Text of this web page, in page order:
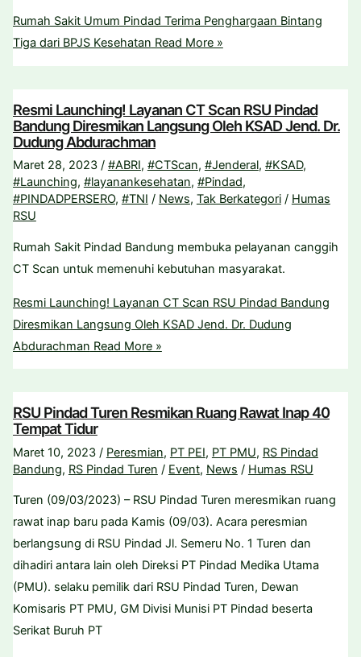
Rumah Sakit Umum Pindad Terima Penghargaan Bintang
Tiga dari BPJS Kesehatan Read More »
Resmi Launching! Layanan CT Scan RSU Pindad
Bandung Diresmikan Langsung Oleh KSAD Jend. Dr.
Dudung Abdurachman
Maret 28, 2023 / #ABRI, #CTScan, #Jenderal, #KSAD,
#Launching, #layanankesehatan, #Pindad,
#PINDADPERSERO, #TNI / News, Tak Berkategori/ Humas
RSU
Rumah Sakit Pindad Bandung membuka pelayanan canggih
CT Scan untuk memenuhi kebutuhan masyarakat.
Resmi Launching! Layanan CT Scan RSU Pindad Bandung
Diresmikan Langsung Oleh KSAD Jend. Dr. Dudung
Abdurachman Read More »
RSU Pindad Turen Resmikan Ruang Rawat Inap 40
Tempat Tidur
Maret 10, 2023 / Peresmian, PT PEI, PT PMU, RS Pindad
Bandung, RS Pindad Turen / Event, News / Humas RSU
Turen (09/03/2023) – RSU Pindad Turen meresmikan ruang
rawat inap baru pada Kamis (09/03). Acara peresmian
berlangsung di RSU Pindad Jl. Semeru No. 1 Turen dan
dihadiri antara lain oleh Direksi PT Pindad Medika Utama
(PMU). selaku pemilik dari RSU Pindad Turen, Dewan
Komisaris PT PMU, GM Divisi Munisi PT Pindad beserta
Serikat Buruh PT